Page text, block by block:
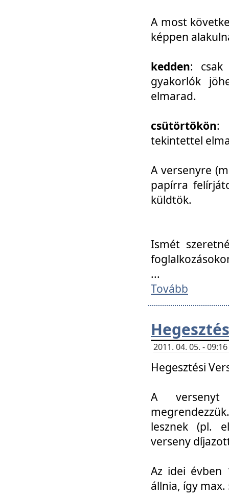
A most
képpen
kedden: csak
gyakorlók
elmarad.
csütörtökön:
tekintettel
A versenyre
papírra
küldtök.
Ismét
...
Tovább
2011. 04. 05. -
Hegesztési
A versenyt
lesznek (pl.
verseny
Az idei évben
állnia, így